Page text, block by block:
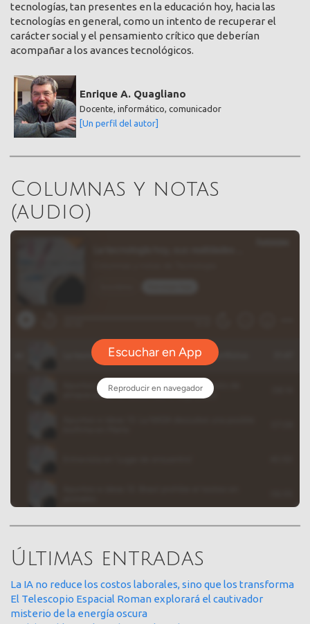
tecnologías, tan presentes en la educación hoy, hacia las
tecnologías en general, como un intento de recuperar el
carácter social y el pensamiento crítico que deberían
acompañar a los avances tecnológicos.
Enrique A. Quagliano
Docente, informático, comunicador
[Un perfil del autor]
Columnas y notas
(audio)
Últimas entradas
La IA no reduce los costos laborales, sino que los transforma
El Telescopio Espacial Roman explorará el cautivador
misterio de la energía oscura